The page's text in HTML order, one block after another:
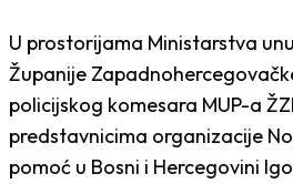
U prostorijama Ministarstva
Županije
policijskog komesara MUP-a
predstavnicima organizacije
pomoć u Bosni i Hercegovini